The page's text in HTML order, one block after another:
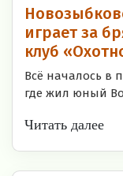
играет за
клуб
Всё началось в
где жил юный
Читать далее